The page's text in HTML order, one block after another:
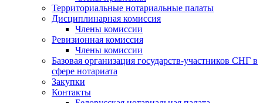
Территориальные нотариальные палаты
Дисциплинарная комиссия
Члены комиссии
Ревизионная комиссия
Члены комиссии
Базовая организация государств-участников СНГ в
сфере нотариата
Закупки
Контакты